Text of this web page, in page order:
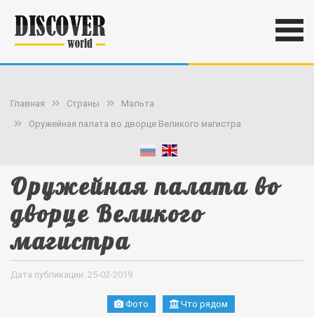
Главная Страны
Мальта
Оружейная палата во дворце Великого магистра
Оружейная палата во
дворце Великого
магистра
Дата публикации: 25-02-2019
Фото Что рядом